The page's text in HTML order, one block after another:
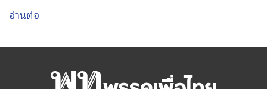
อ่านต่อ